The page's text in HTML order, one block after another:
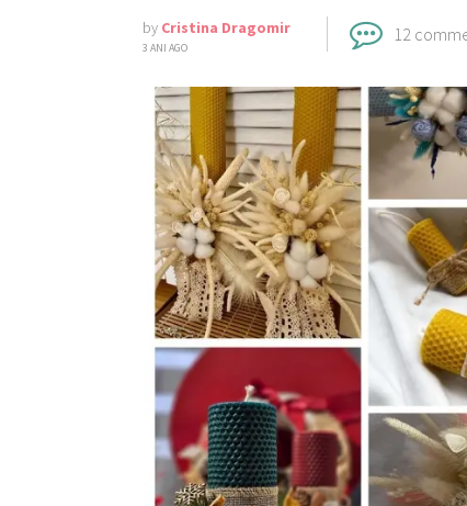
by Cristina Dragomir
3 ANI AGO
12